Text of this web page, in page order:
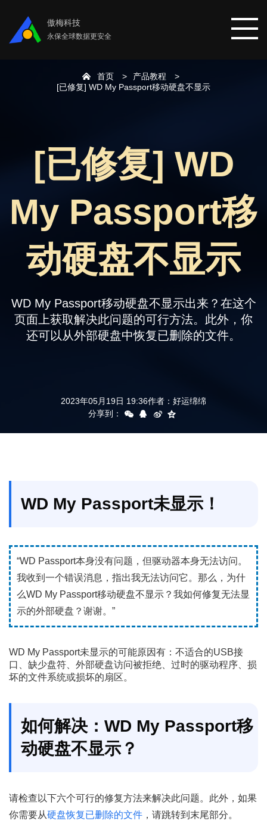
傲梅科技
永保全球数据更安全
数据恢复
数据备份
下载中心
支持
首页
产品教程
[已修复] WD My Passport移动硬盘不显示
[已修复] WD
My Passport移
动硬盘不显示
WD My Passport移动硬盘不显示出来？在这个
页面上获取解决此问题的可行方法。此外，你
还可以从外部硬盘中恢复已删除的文件。
2023年05月19日 19:36作者： 好运绵绵
分享到：
WD My Passport未显示！
“WD Passport本身没有问题，但驱动器本身无法访问。
我收到一个错误消息，指出我无法访问它。那么，为什
么WD My Passport移动硬盘不显示？我如何修复无法显
示的外部硬盘？谢谢。”
WD My Passport未显示的可能原因有：不适合的USB接
口、缺少盘符、外部硬盘访问被拒绝、过时的驱动程序、损
坏的文件系统或损坏的扇区。
如何解决：WD My Passport移
动硬盘不显示？
请检查以下六个可行的修复方法来解决此问题。此外，如果
你需要从硬盘恢复已删除的文件 ，请跳转到末尾部分。